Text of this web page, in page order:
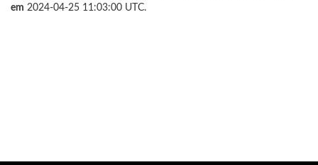
em 2024-04-25 11:03:00 UTC.